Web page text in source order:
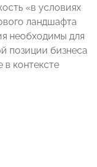
«в условиях
ландшафта
необходимы для
позиции бизнеса
в контексте